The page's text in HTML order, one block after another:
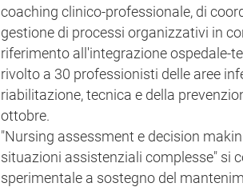
coaching clinico-professionale, di
gestione di processi organizzativi in
riferimento all'integrazione ospedale-
rivolto a 30 professionisti delle aree
riabilitazione, tecnica e della
ottobre.
"Nursing assessment e decision
situazioni assistenziali complesse" si
sperimentale a sostegno del